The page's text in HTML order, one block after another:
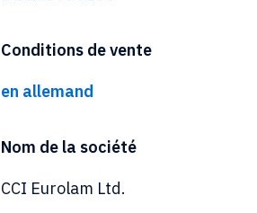
Conditions de vente
en allemand
Nom de la société
CCI Eurolam Ltd.